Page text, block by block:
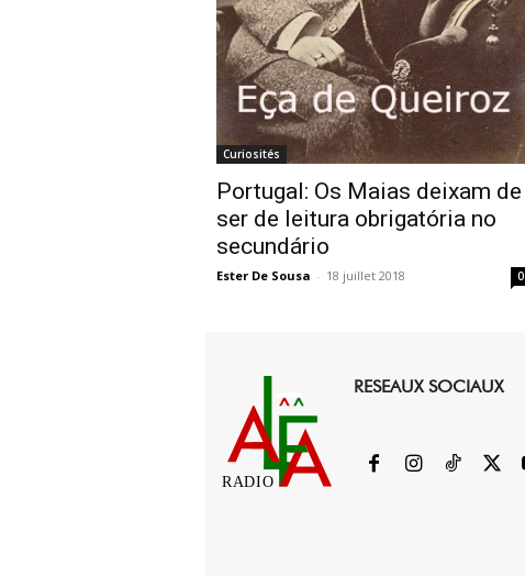
Curiosités
Portugal: Os Maias deixam de
ser de leitura obrigatória no
secundário
Ester De Sousa - 18 juillet 2018 0
RADIO
RESEAUX SOCIAUX